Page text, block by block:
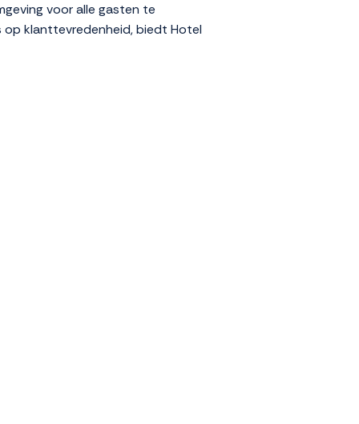
voor alle gasten te
op klanttevredenheid, biedt Hotel